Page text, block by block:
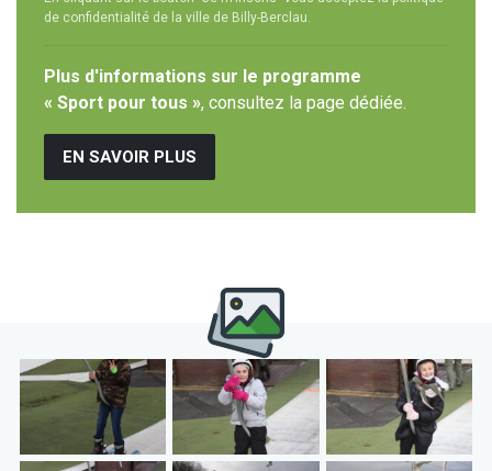
de confidentialité de la ville de Billy-Berclau.
Plus d'informations sur le programme
« Sport pour tous », consultez la page dédiée.
EN SAVOIR PLUS